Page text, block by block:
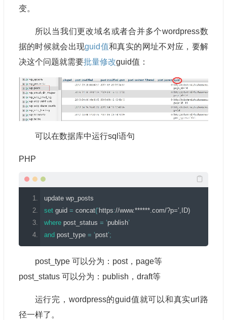
变。
所以当我们更改域名或者合并多个wordpress数
据的时候就会出现guid值和真实的网址不对应，要解
决这个问题就需要批量修改guid值：
可以在数据库中运行sql语句
PHP
update wp_posts
set guid = concat(‘ https://www.******.com/?p=’,ID)
where post_status = ‘publish’
and post_type = ‘post’;
post_type 可以分为：post，page等
post_status 可以分为：publish，draft等
运行完，wordpress的guid值就可以和真实url路
径一样了。